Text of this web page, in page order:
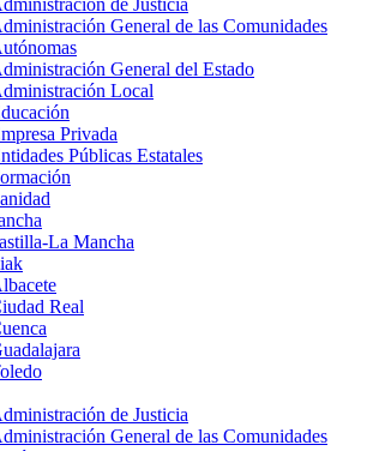
de Justicia
General de las Comunidades
General del Estado
Local
Privada
Públicas Estatales
La Mancha
Real
de Justicia
General de las Comunidades